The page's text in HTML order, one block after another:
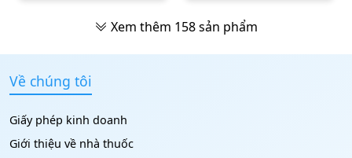
Xem thêm 158 sản phẩm
Về chúng tôi
Giấy phép kinh doanh
Giới thiệu về nhà thuốc